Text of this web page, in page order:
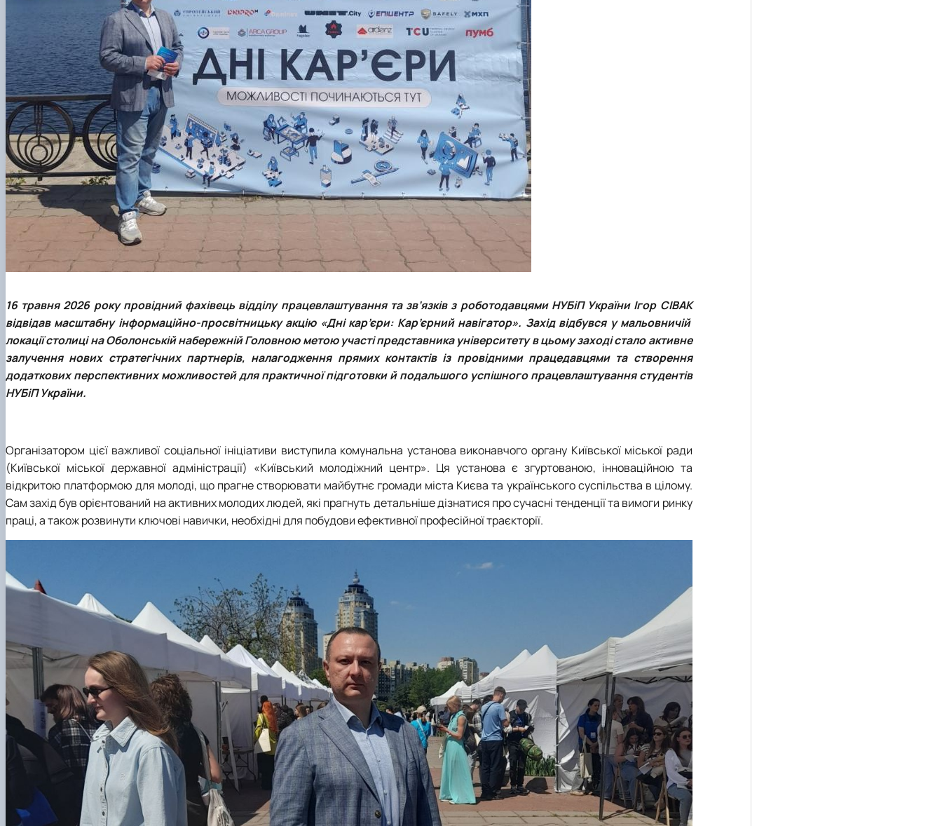
16 травня 2026 року провідний фахівець відділу працевлаштування та зв’язків з роботодавцями НУБіП України Ігор СІВАК
відвідав масштабну інформаційно-просвітницьку акцію «Дні кар’єри: Кар’єрний навігатор». Захід відбувся у мальовничій
локації столиці на Оболонській набережній Головною метою участі представника університету в цьому заході стало активне
залучення нових стратегічних партнерів, налагодження прямих контактів із провідними працедавцями та створення
додаткових перспективних можливостей для практичної підготовки й подальшого успішного працевлаштування студентів
НУБіП України.
Організатором цієї важливої соціальної ініціативи виступила комунальна установа виконавчого органу Київської міської ради
(Київської міської державної адміністрації) «Київський молодіжний центр». Ця установа є згуртованою, інноваційною та
відкритою платформою для молоді, що прагне створювати майбутнє громади міста Києва та українського суспільства в цілому.
Сам захід був орієнтований на активних молодих людей, які прагнуть детальніше дізнатися про сучасні тенденції та вимоги ринку
праці, а також розвинути ключові навички, необхідні для побудови ефективної професійної траєкторії.